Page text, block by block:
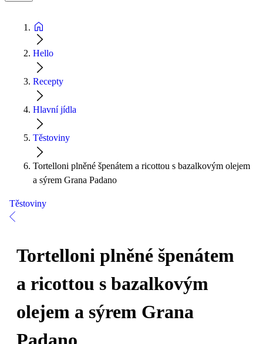
Hello
Recepty
Hlavní jídla
Těstoviny
Tortelloni plněné špenátem a ricottou s bazalkovým olejem
a sýrem Grana Padano
Těstoviny
Tortelloni plněné špenátem
a ricottou s bazalkovým
olejem a sýrem Grana